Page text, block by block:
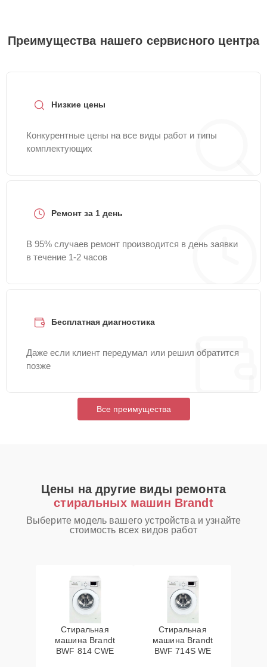
Преимущества нашего сервисного центра
Низкие цены
Конкурентные цены на все виды работ и типы
комплектующих
Ремонт за 1 день
В 95% случаев ремонт производится в день заявки
в течение 1-2 часов
Бесплатная диагностика
Даже если клиент передумал или решил обратится
позже
Все преимущества
Цены на другие виды ремонта
стиральных машин Brandt
Выберите модель вашего устройства и узнайте
стоимость всех видов работ
Стиральная
машина Brandt
BWF 814 CWE
Стиральная
машина Brandt
BWF 714S WE